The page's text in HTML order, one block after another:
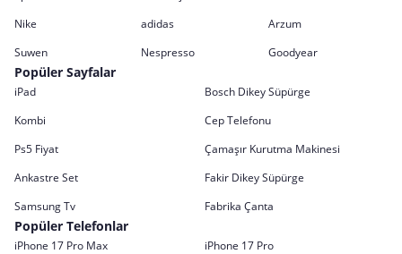
Nike
adidas
Arzum
Suwen
Nespresso Goodyear
Popüler Sayfalar
iPad
Bosch Dikey Süpürge
Kombi
Cep Telefonu
Ps5 Fiyat
Çamaşır Kurutma Makinesi
Ankastre Set
Fakir Dikey Süpürge
Samsung Tv
Fabrika Çanta
Popüler Telefonlar
iPhone 17 Pro Max
iPhone 17 Pro